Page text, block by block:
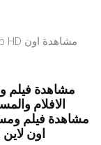
الافلام
اون